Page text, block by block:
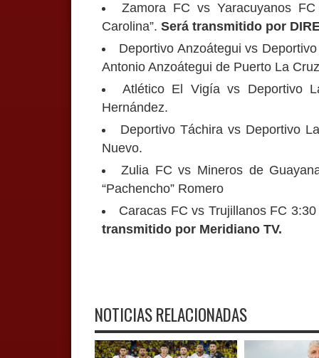
Zamora FC vs Yaracuyanos
Carolina”. Será transmitido por
Deportivo Anzoátegui vs
Antonio Anzoátegui de Puerto La
Atlético El Vigía vs Deportivo
Hernández.
Deportivo Táchira vs Deportivo
Nuevo.
Zulia FC vs Mineros de
“Pachencho” Romero
Caracas FC vs Trujillanos FC
transmitido por Meridiano TV.
NOTICIAS RELACIONADAS